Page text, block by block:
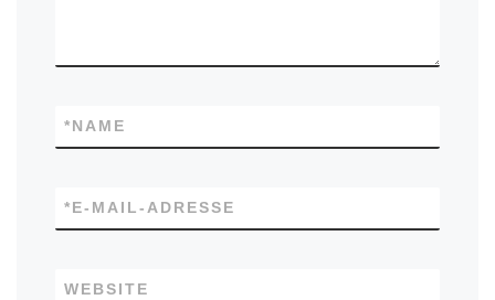
NAME
*
E-MAIL-ADRESSE
*
WEBSITE